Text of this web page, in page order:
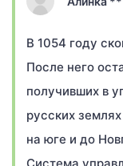
В 1054 году
После него
получивших в
русских
на юге и до